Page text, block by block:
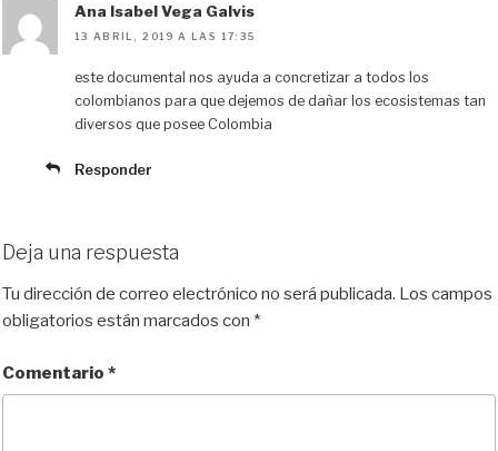
Ana Isabel Vega Galvis
13 ABRIL, 2019 A LAS 17:35
este documental nos ayuda a concretizar a todos los
colombianos para que dejemos de dañar los ecosistemas tan
diversos que posee Colombia
Responder
Deja una respuesta
Tu dirección de correo electrónico no será publicada. Los campos
obligatorios están marcados con *
Comentario *